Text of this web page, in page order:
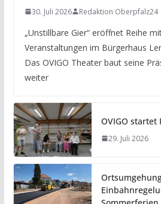
30. Juli 2026 Redaktion Oberpfalz24
„Unstillbare Gier“ eröffnet Reihe
Veranstaltungen im Bürgerhaus
Das OVIGO Theater baut seine
weiter
OVIGO startet
29. Juli 2026